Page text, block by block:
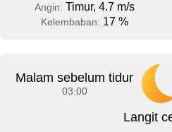
Angin: Timur, 4.7 m/s
Kelembaban: 17 %
Malam sebelum tidur
03:00
Langit